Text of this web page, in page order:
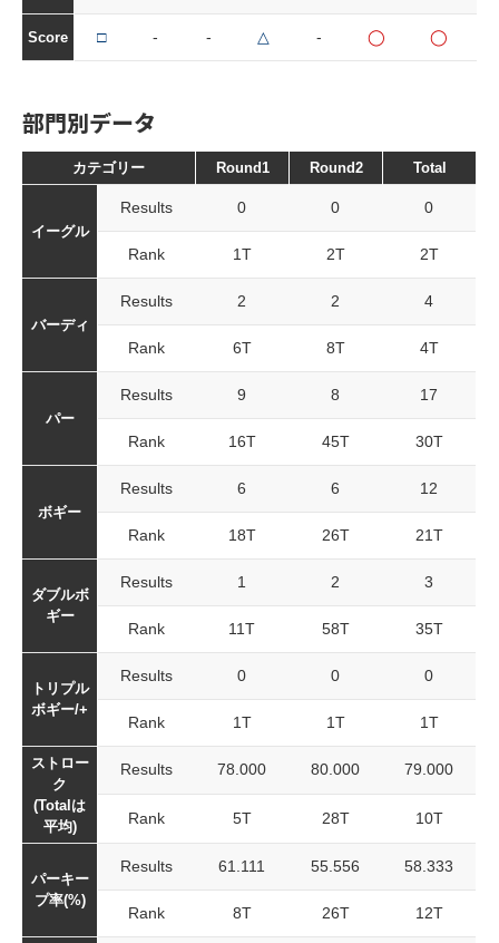
Score □ - - △ - ◯ ◯
部門別データ
カテゴリー Round1 Round2 Total
イーグル
Results 0 0 0
Rank 1T 2T 2T
バーディ
Results 2 2 4
Rank 6T 8T 4T
パー
Results 9 8 17
Rank 16T 45T 30T
ボギー
Results 6 6 12
Rank 18T 26T 21T
ダブルボ
ギー
Results 1 2 3
Rank 11T 58T 35T
トリプル
ボギー/+
Results 0 0 0
Rank 1T 1T 1T
ストロー
ク
(Totalは
平均)
Results 78.000 80.000 79.000
Rank 5T 28T 10T
パーキー
プ率(%)
Results 61.111 55.556 58.333
Rank 8T 26T 12T